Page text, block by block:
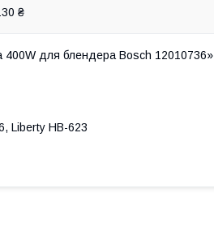
₴
400W для блендера Bosch 12010736»
Liberty HB-623